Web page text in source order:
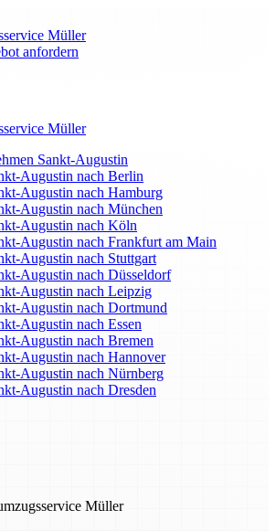
Müller
anfordern
Müller
Sankt-Augustin
Augustin nach Berlin
Augustin nach Hamburg
Augustin nach München
Augustin nach Köln
Augustin nach Frankfurt am Main
Augustin nach Stuttgart
Augustin nach Düsseldorf
Augustin nach Leipzig
Augustin nach Dortmund
Augustin nach Essen
Augustin nach Bremen
Augustin nach Hannover
Augustin nach Nürnberg
Augustin nach Dresden
Müller